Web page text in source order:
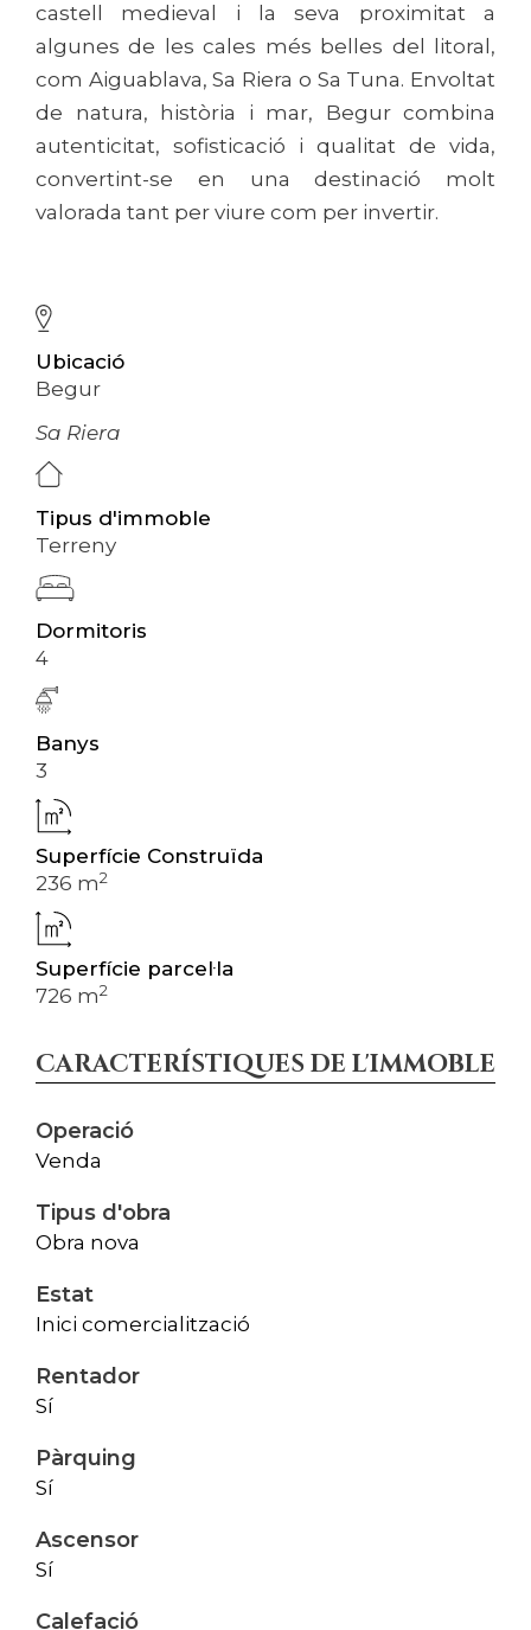
castell medieval i la seva proximitat a
algunes de les cales més belles del litoral,
com Aiguablava, Sa Riera o Sa Tuna. Envoltat
de natura, història i mar, Begur combina
autenticitat, sofisticació i qualitat de vida,
convertint-se en una destinació molt
valorada tant per viure com per invertir.
Ubicació
Begur
Sa Riera
Tipus d'immoble
Terreny
Dormitoris
4
Banys
3
Superfície Construïda
236 m2
Superfície parcel·la
726 m2
CARACTERÍSTIQUES DE L'IMMOBLE
Operació
Venda
Tipus d'obra
Obra nova
Estat
Inici comercialització
Rentador
Sí
Pàrquing
Sí
Ascensor
Sí
Calefació